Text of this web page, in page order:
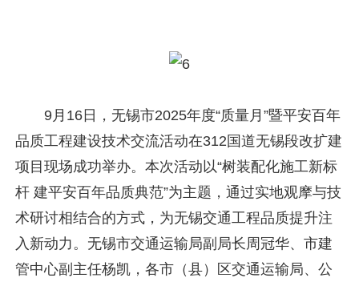
9月16日，无锡市2025年度“质量月”暨平安百年
品质工程建设技术交流活动在312国道无锡段改扩建
项目现场成功举办。本次活动以“树装配化施工新标
杆 建平安百年品质典范”为主题，通过实地观摩与技
术研讨相结合的方式，为无锡交通工程品质提升注
入新动力。无锡市交通运输局副局长周冠华、市建
管中心副主任杨凯，各市（县）区交通运输局、公